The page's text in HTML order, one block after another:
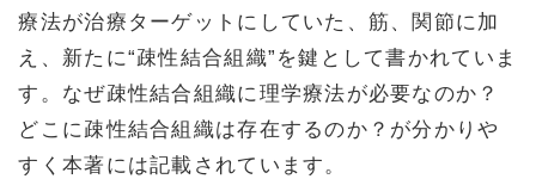
療法が治療ターゲットにしていた、筋、関節に加
え、新たに“疎性結合組織”を鍵として書かれていま
す。なぜ疎性結合組織に理学療法が必要なのか？
どこに疎性結合組織は存在するのか？が分かりや
すく本著には記載されています。